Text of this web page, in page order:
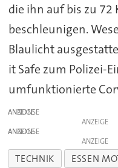
die ihn auf bis zu 72
beschleunigen.
Blaulicht
it Safe zum Polizei-
umfunktionierte
ANZEIGE
ANZEIGE
ANZEIGE
ANZEIGE
TECHNIK ESSEN